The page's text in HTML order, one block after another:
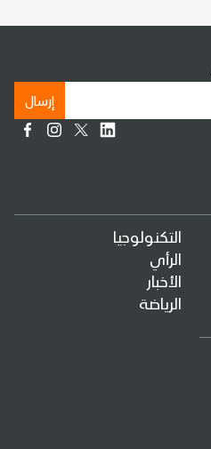
التكنولوجيا
الرأي
الأخبار
الرياضة
إرسال